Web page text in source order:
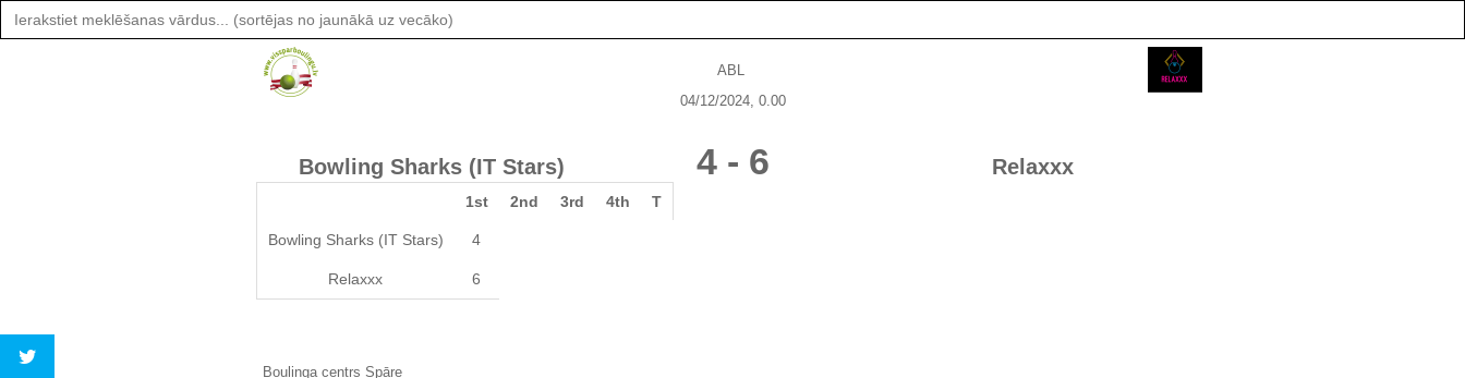
Search
for:
ABL
04/12/2024, 0.00
Bowling Sharks (IT Stars) 4 - 6 Relaxxx
1st 2nd 3rd 4th T
Bowling Sharks (IT Stars) 4
Relaxxx 6
Boulinga centrs Spāre